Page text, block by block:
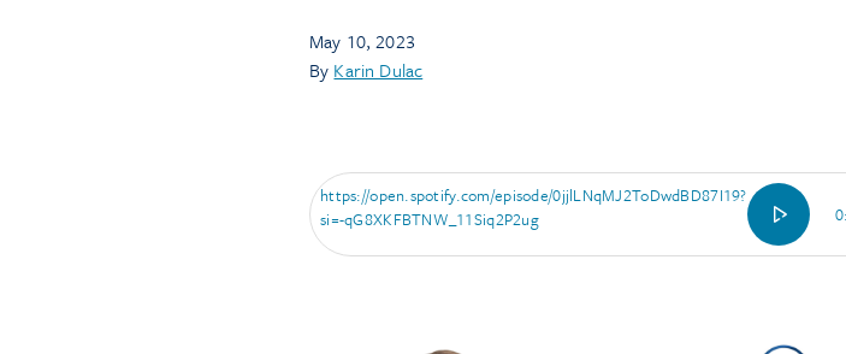
May 10, 2023
By Karin Dulac
https://open.spotify.com/episode/0jjlLNqMJ2ToDwdBD87I19?
si=-qG8XKFBTNW_11Siq2P2ug